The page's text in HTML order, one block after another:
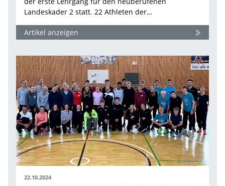
Landeskader 2 statt. 22 Athleten der…
Artikel anzeigen
22.10.2024